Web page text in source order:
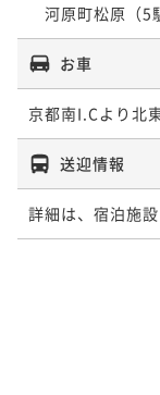
河原町松原（5
お車
京都南I.Cより北
送迎情報
詳細は、宿泊施